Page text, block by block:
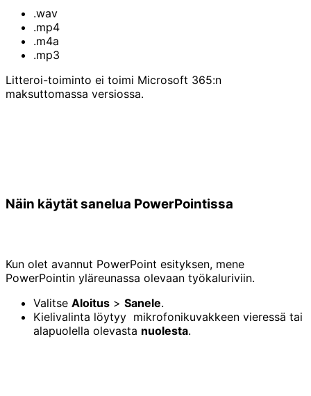
.wav
.mp4
.m4a
.mp3
Litteroi-toiminto ei toimi Microsoft 365:n
maksuttomassa versiossa.
Näin käytät sanelua PowerPointissa
Kun olet avannut PowerPoint esityksen, mene
PowerPointin yläreunassa olevaan työkaluriviin.
Valitse Aloitus > Sanele.
Kielivalinta löytyy mikrofonikuvakkeen vieressä tai
alapuolella olevasta nuolesta.